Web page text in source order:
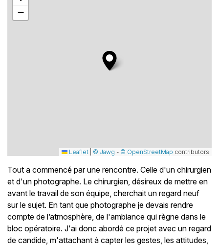
Tout a commencé par une rencontre. Celle d'un chirurgien
et d'un photographe. Le chirurgien, désireux de mettre en
avant le travail de son équipe, cherchait un regard neuf
sur le sujet. En tant que photographe je devais rendre
compte de l’atmosphère, de l'ambiance qui règne dans le
bloc opératoire. J'ai donc abordé ce projet avec un regard
de candide, m'attachant à capter les gestes, les attitudes,
−
Leaflet © Jawg - © OpenStreetMap contributors